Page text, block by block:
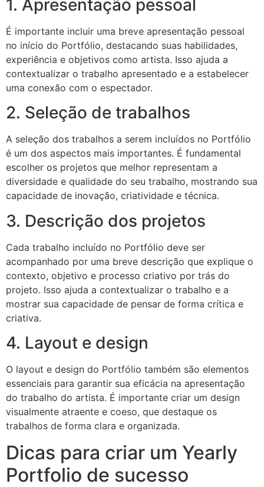
1. Apresentação pessoal
É importante incluir uma breve apresentação pessoal
no início do Portfólio, destacando suas habilidades,
experiência e objetivos como artista. Isso ajuda a
contextualizar o trabalho apresentado e a estabelecer
uma conexão com o espectador.
2. Seleção de trabalhos
A seleção dos trabalhos a serem incluídos no Portfólio
é um dos aspectos mais importantes. É fundamental
escolher os projetos que melhor representam a
diversidade e qualidade do seu trabalho, mostrando sua
capacidade de inovação, criatividade e técnica.
3. Descrição dos projetos
Cada trabalho incluído no Portfólio deve ser
acompanhado por uma breve descrição que explique o
contexto, objetivo e processo criativo por trás do
projeto. Isso ajuda a contextualizar o trabalho e a
mostrar sua capacidade de pensar de forma crítica e
criativa.
4. Layout e design
O layout e design do Portfólio também são elementos
essenciais para garantir sua eficácia na apresentação
do trabalho do artista. É importante criar um design
visualmente atraente e coeso, que destaque os
trabalhos de forma clara e organizada.
Dicas para criar um Yearly
Portfolio de sucesso